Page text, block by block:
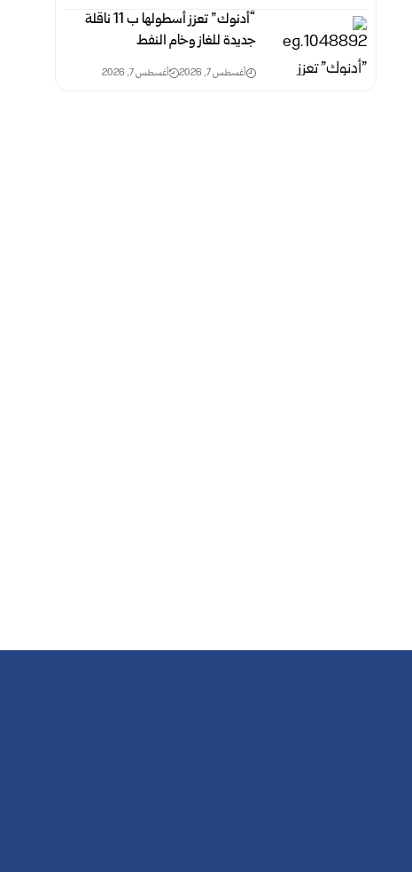
“أدنوك” تعزز أسطولها ب 11 ناقلة
جديدة للغاز وخام النفط
أغسطس 7, 2026 أغسطس 7, 2026